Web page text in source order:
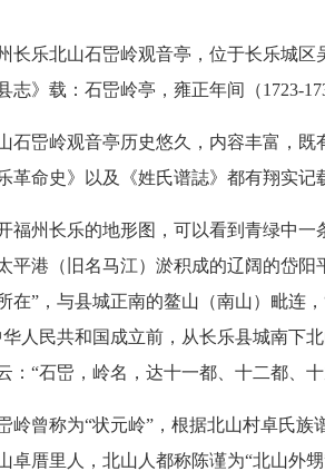
乐北山石岊岭观音亭，位于长乐城区
志》载：石岊岭亭，雍正年间（1723-
岊岭观音亭历史悠久，内容丰富，既有
革命史》以及《姓氏谱誌》都有翔实记
州长乐的地形图，可以看到青绿中一
平港（旧名马江）淤积成的辽阔的岱
在”，与县城正南的鳌山（南山）毗连
华人民共和国成立前，从长乐县城南下
：“石岊，岭名，达十一都、十二都、
曾称为“状元岭”，根据北山村卓氏族
卓厝里人，北山人都称陈谨为“北山外